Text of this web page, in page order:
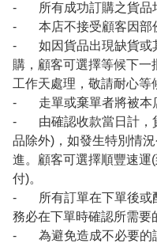
- 所有成功訂購之貨品
- 本店不接受顧客因部
- 如因貨品出現缺貨或
購，顧客可選擇等候下一
工作天處理，敬請耐心等
- 走單或棄單者將被本
- 由確認收款當日計，
品除外)，如發生特別情
進。顧客可選擇順豐速運
付)。
- 所有訂單在下單後或
務必在下單時確認所需要
- 為避免造成不必要的